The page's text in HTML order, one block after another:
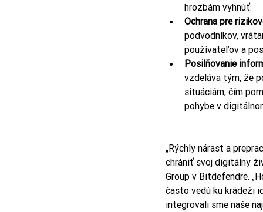
hrozbám vyhnúť.
Ochrana pre
podvodníkov,
používateľov a
Posilňovanie
vzdeláva tým, že
situáciám, čím
pohybe v
„Rýchly nárast a
chrániť svoj digitálny
Group v Bitdefendre.
často vedú ku krádeži
integrovali sme naše